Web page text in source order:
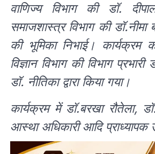
वाणिज्य विभाग की डॉ.
समाजशास्त्र विभाग की डॉ.नीमा
की भूमिका निभाई। कार्यक्रम
विज्ञान विभाग की विभाग प्रभारी
डॉ. नीतिका द्वारा किया गया।
कार्यक्रम में डॉ.बरखा रौतेला,
आस्था अधिकारी आदि प्राध्यापक